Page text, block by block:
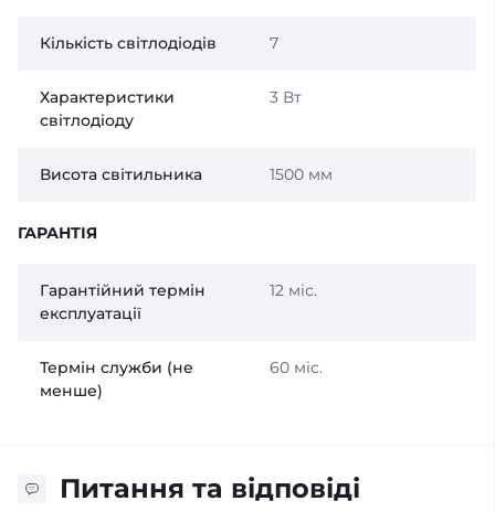
Кількість світлодіодів 7
Характеристики
світлодіоду
3 Вт
Висота світильника 1500 мм
ГАРАНТІЯ
Гарантійний термін
експлуатації
12 міс.
Термін служби (не
менше)
60 міс.
Питання та відповіді